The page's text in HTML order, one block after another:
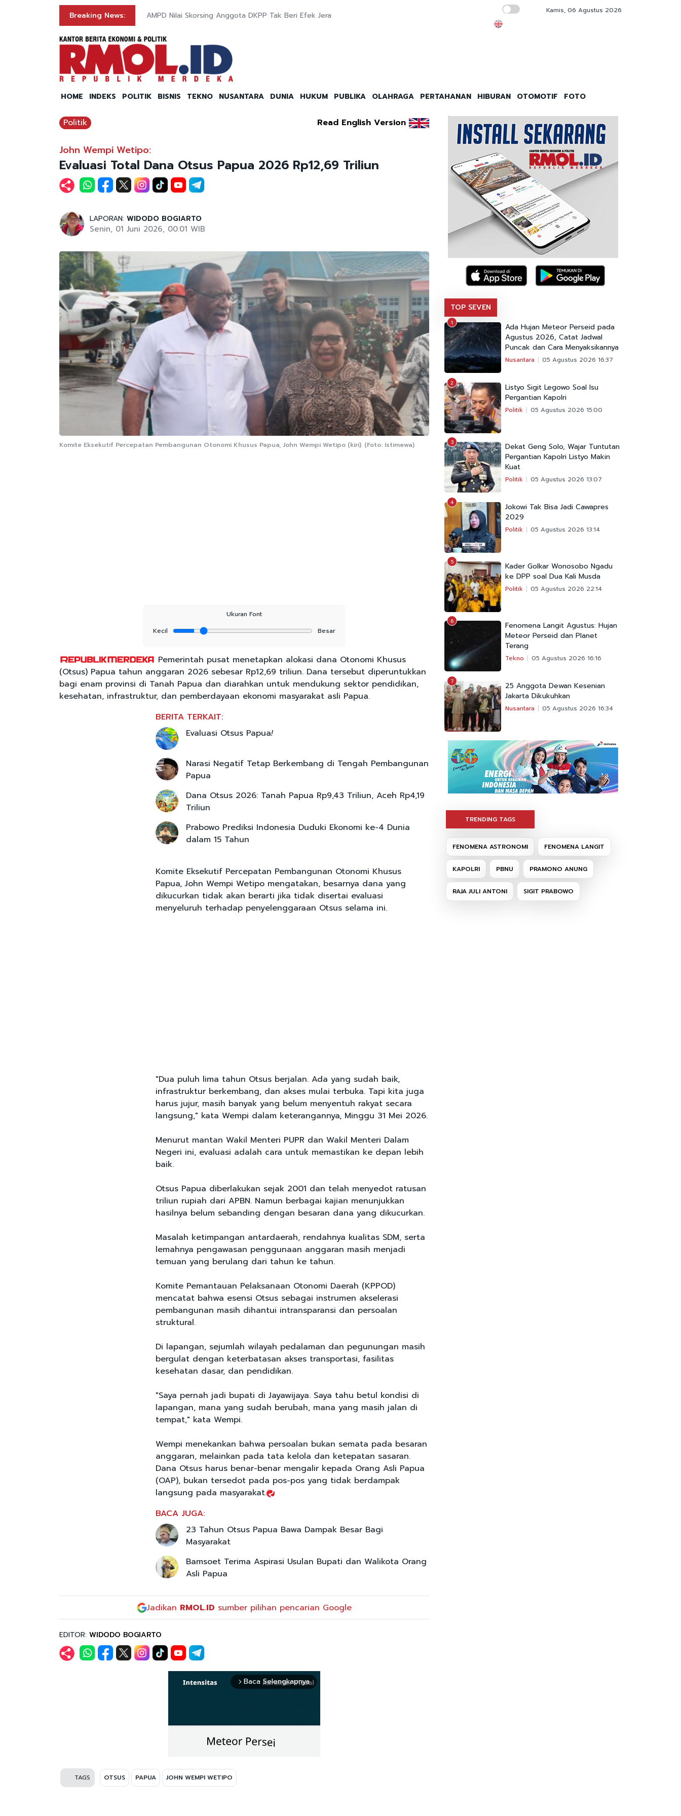
Breaking News: AMPD Nilai Skorsing Anggota DKPP Tak Beri Efek Jera Silaturahmi Tokoh NU dan Refleksi
Kamis, 06 Agustus 2026
HOME INDEKS POLITIK BISNIS TEKNO NUSANTARA DUNIA HUKUM PUBLIKA OLAHRAGA PERTAHANAN HIBURAN OTOMOTIF FOTO
Politik Read English Version
John Wempi Wetipo:
Evaluasi Total Dana Otsus Papua 2026 Rp12,69 Triliun
LAPORAN: WIDODO BOGIARTO
Senin, 01 Juni 2026, 00:01 WIB
Komite Eksekutif Percepatan Pembangunan Otonomi Khusus Papua, John Wempi Wetipo (kiri). (Foto: Istimewa)
Ukuran Font
Kecil
Besar
Pemerintah pusat menetapkan alokasi dana Otonomi Khusus
(Otsus) Papua tahun anggaran 2026 sebesar Rp12,69 triliun. Dana tersebut diperuntukkan
bagi enam provinsi di Tanah Papua dan diarahkan untuk mendukung sektor pendidikan,
kesehatan, infrastruktur, dan pemberdayaan ekonomi masyarakat asli Papua.
BERITA TERKAIT:
Evaluasi Otsus Papua!
Narasi Negatif Tetap Berkembang di Tengah Pembangunan
Papua
Dana Otsus 2026: Tanah Papua Rp9,43 Triliun, Aceh Rp4,19
Triliun
Prabowo Prediksi Indonesia Duduki Ekonomi ke-4 Dunia
dalam 15 Tahun
Komite Eksekutif Percepatan Pembangunan Otonomi Khusus
Papua, John Wempi Wetipo mengatakan, besarnya dana yang
dikucurkan tidak akan berarti jika tidak disertai evaluasi
menyeluruh terhadap penyelenggaraan Otsus selama ini.
"Dua puluh lima tahun Otsus berjalan. Ada yang sudah baik,
infrastruktur berkembang, dan akses mulai terbuka. Tapi kita juga
harus jujur, masih banyak yang belum menyentuh rakyat secara
langsung," kata Wempi dalam keterangannya, Minggu 31 Mei 2026.
Menurut mantan Wakil Menteri PUPR dan Wakil Menteri Dalam
Negeri ini, evaluasi adalah cara untuk memastikan ke depan lebih
baik.
Otsus Papua diberlakukan sejak 2001 dan telah menyedot ratusan
triliun rupiah dari APBN. Namun berbagai kajian menunjukkan
hasilnya belum sebanding dengan besaran dana yang dikucurkan.
Masalah ketimpangan antardaerah, rendahnya kualitas SDM, serta
lemahnya pengawasan penggunaan anggaran masih menjadi
temuan yang berulang dari tahun ke tahun.
Komite Pemantauan Pelaksanaan Otonomi Daerah (KPPOD)
mencatat bahwa esensi Otsus sebagai instrumen akselerasi
pembangunan masih dihantui intransparansi dan persoalan
struktural.
Di lapangan, sejumlah wilayah pedalaman dan pegunungan masih
bergulat dengan keterbatasan akses transportasi, fasilitas
kesehatan dasar, dan pendidikan.
"Saya pernah jadi bupati di Jayawijaya. Saya tahu betul kondisi di
lapangan, mana yang sudah berubah, mana yang masih jalan di
tempat," kata Wempi.
Wempi menekankan bahwa persoalan bukan semata pada besaran
anggaran, melainkan pada tata kelola dan ketepatan sasaran.
Dana Otsus harus benar-benar mengalir kepada Orang Asli Papua
(OAP), bukan tersedot pada pos-pos yang tidak berdampak
langsung pada masyarakat.
BACA JUGA:
23 Tahun Otsus Papua Bawa Dampak Besar Bagi
Masyarakat
Bamsoet Terima Aspirasi Usulan Bupati dan Walikota Orang
Asli Papua
Jadikan RMOL.ID sumber pilihan pencarian Google
EDITOR: WIDODO BOGIARTO
arrow_forward_ios Baca Selengkapnya
TAGS OTSUS PAPUA JOHN WEMPI WETIPO
TOP SEVEN
1
Ada Hujan Meteor Perseid pada
Agustus 2026, Catat Jadwal
Puncak dan Cara Menyaksikannya
Nusantara 05 Agustus 2026 16:37
2
Listyo Sigit Legowo Soal Isu
Pergantian Kapolri
Politik 05 Agustus 2026 15:00
3
Dekat Geng Solo, Wajar Tuntutan
Pergantian Kapolri Listyo Makin
Kuat
Politik 05 Agustus 2026 13:07
4
Jokowi Tak Bisa Jadi Cawapres
2029
Politik 05 Agustus 2026 13:14
5
Kader Golkar Wonosobo Ngadu
ke DPP soal Dua Kali Musda
Politik 05 Agustus 2026 22:14
6
Fenomena Langit Agustus: Hujan
Meteor Perseid dan Planet
Terang
Tekno 05 Agustus 2026 16:16
7
25 Anggota Dewan Kesenian
Jakarta Dikukuhkan
Nusantara 05 Agustus 2026 16:34
TRENDING TAGS
FENOMENA ASTRONOMI FENOMENA LANGIT
KAPOLRI PBNU PRAMONO ANUNG
RAJA JULI ANTONI SIGIT PRABOWO